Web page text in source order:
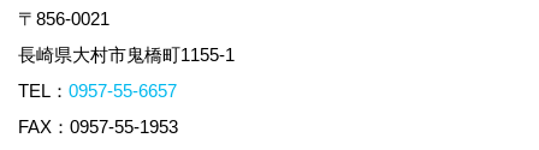
〒856-0021
長崎県大村市鬼橋町1155-1
TEL： 0957-55-6657
FAX：0957-55-1953